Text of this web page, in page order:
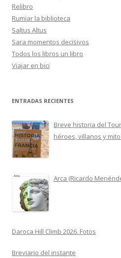
Relibro
Rumiar la biblioteca
Saltus Altus
Sara momentos decisivos
Todos los libros un libro
Viajar en bici
ENTRADAS RECIENTES
Breve historia del
héroes, villanos y
Arca (Ricardo
Daroca Hill Climb 2026. Fotos
Breviario del instante